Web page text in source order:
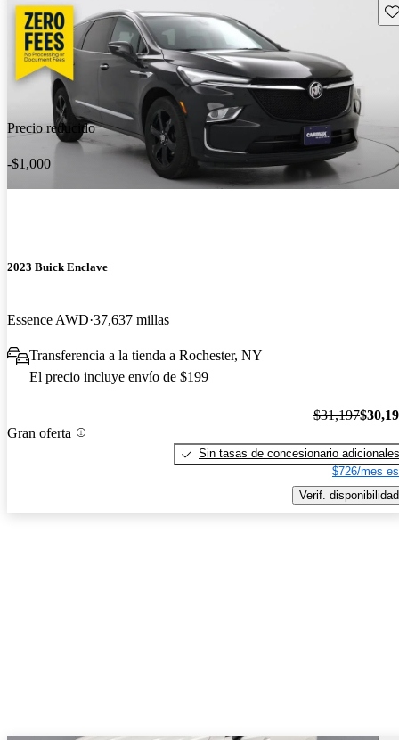
Precio reducido
-$1,000
2023 Buick Enclave
Essence AWD 37,637 millas
Transferencia a la tienda a Rochester, NY
El precio incluye envío de $199
Gran oferta
$31,197
Sin tasas de concesionario adicionales
$726/mes
Verif. disponibilidad